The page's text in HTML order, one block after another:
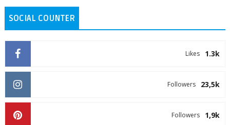
SOCIAL COUNTER
1.3k
Likes
23,5k
Followers
1,9k
Followers